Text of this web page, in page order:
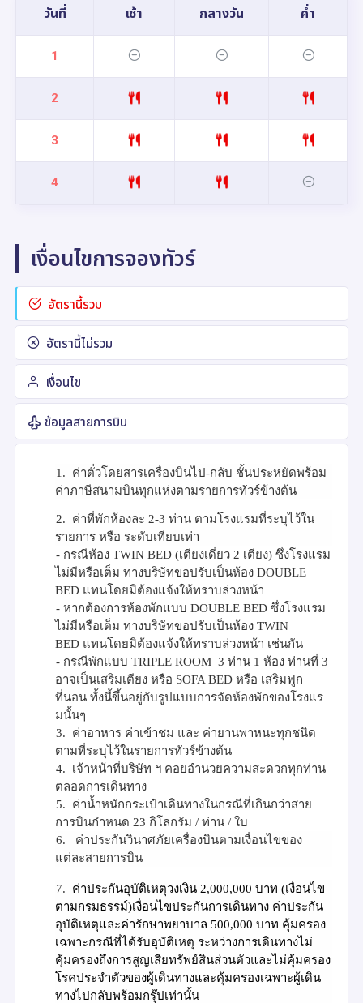
วันที่ เช้า กลางวัน ค่ำ
1
2
3
4
เงื่อนไขการจองทัวร์
อัตรานี้รวม
อัตรานี้ไม่รวม
เงื่อนไข
ข้อมูลสายการบิน
1.
ค่าตั๋วโดยสารเครื่องบินไป-กลับ ชั้นประหยัดพร้อม
ค่าภาษีสนามบินทุกแห่งตามรายการทัวร์ข้างต้น
2.
ค่าที่พักห้องละ 2-3 ท่าน ตามโรงแรมที่ระบุไว้ใน
รายการ หรือ ระดับเทียบเท่า
- กรณีห้องTWIN BED (เตียงเดี่ยว 2 เตียง) ซึ่งโรงแรม
ไม่มีหรือเต็ม ทางบริษัทขอปรับเป็นห้องDOUBLE
BED แทนโดยมิต้องแจ้งให้ทราบล่วงหน้า
- หากต้องการห้องพักแบบDOUBLE BEDซึ่งโรงแรม
ไม่มีหรือเต็ม ทางบริษัทขอปรับเป็นห้องTWIN
BED แทนโดยมิต้องแจ้งให้ทราบล่วงหน้า เช่นกัน
- กรณีพักแบบTRIPLE ROOM3 ท่าน 1 ห้อง ท่านที่ 3
อาจเป็นเสริมเตียง หรือ SOFA BEDหรือ เสริมฟูก
ที่นอน ทั้งนี้ขึ้นอยู่กับรูปแบบการจัดห้องพักของโรงแร
มนั้นๆ
3.
ค่าอาหาร ค่าเข้าชม และ ค่ายานพาหนะทุกชนิด
ตามที่ระบุไว้ในรายการทัวร์ข้างต้น
4.
เจ้าหน้าที่บริษัท ฯ คอยอำนวยความสะดวกทุกท่าน
ตลอดการเดินทาง
5.
ค่าน้ำหนักกระเป๋าเดินทางในกรณีที่เกินกว่าสาย
การบินกำหนด 23 กิโลกรัม / ท่าน / ใบ
6.
ค่าประกันวินาศภัยเครื่องบินตามเงื่อนไขของ
แต่ละสายการบิน
7. ค่าประกันอุบัติเหตุวงเงิน 2,000,000 บาท (เงื่อนไข
ตามกรมธรรม์)เงื่อนไขประกันการเดินทาง ค่าประกัน
อุบัติเหตุและค่ารักษาพยาบาล500,000 บาท คุ้มครอง
เฉพาะกรณีที่ได้รับอุบัติเหตุ ระหว่างการเดินทางไม่
คุ้มครองถึงการสูญเสียทรัพย์สินส่วนตัวและไม่คุ้มครอง
โรคประจำตัวของผู้เดินทางและคุ้มครองเฉพาะผู้เดิน
ทางไปกลับพร้อมกรุ๊ปเท่านั้น